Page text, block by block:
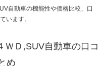
自動車の機能性や価格比較、口
います。
ＷＤ,SUV自動車の口コ
め